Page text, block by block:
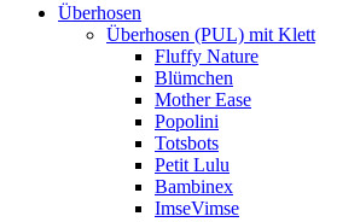
Überhosen
Überhosen (PUL) mit Klett
Fluffy Nature
Blümchen
Mother Ease
Popolini
Totsbots
Petit Lulu
Bambinex
ImseVimse